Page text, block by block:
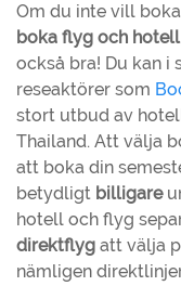
Om du inte vill
boka flyg och
också bra! Du kan i
reseaktörer som
stort utbud av
Thailand. Att välja
att boka din
betydligt billigare
hotell och flyg
direktflyg att välja
nämligen